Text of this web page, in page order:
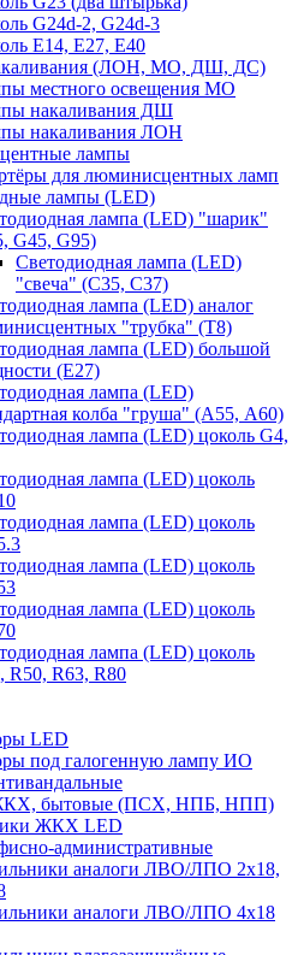
G24d-2, G24d-3
Е14, Е27, Е40
(ЛОН, МО, ДШ, ДС)
местного освещения МО
накаливания ДШ
накаливания ЛОН
лампы
для люминисцентных ламп
лампы (LED)
лампа (LED) "шарик"
G45, G95)
Светодиодная лампа (LED)
"свеча" (С35, С37)
лампа (LED) аналог
"трубка" (T8)
лампа (LED) большой
(Е27)
лампа (LED)
колба "груша" (А55, А60)
лампа (LED) цоколь G4,
лампа (LED) цоколь
лампа (LED) цоколь
лампа (LED) цоколь
лампа (LED) цоколь
лампа (LED) цоколь
R50, R63, R80
LED
под галогенную лампу ИО
бытовые (ПСХ, НПБ, НПП)
ЖКХ LED
административные
аналоги ЛВО/ЛПО 2х18,
аналоги ЛВО/ЛПО 4х18